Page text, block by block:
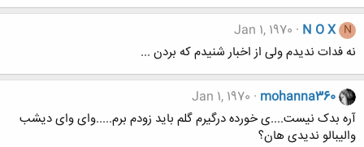
N
N O X
Jan 1, 1970
نه فدات ندیدم ولی از اخبار شنیدم که بردن ...
mohanna360
Jan 1, 1970
آره بدک نیست....ی خورده درگیرم گلم باید زودم برم.....وای وای دیشب
والیبالو ندیدی هان؟